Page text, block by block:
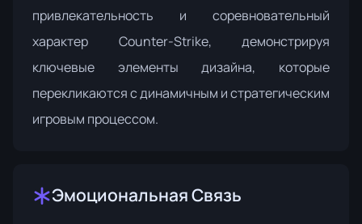
привлекательность и соревновательный
характер Counter-Strike, демонстрируя
ключевые элементы дизайна, которые
перекликаются с динамичным и стратегическим
игровым процессом.
Эмоциональная Связь